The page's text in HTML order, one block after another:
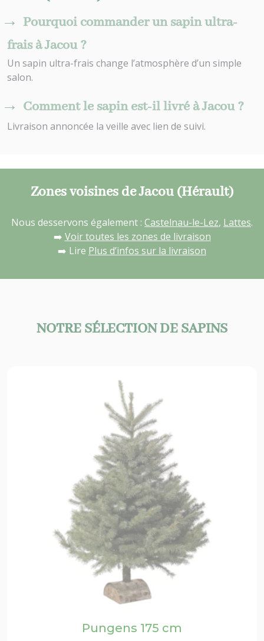
Pourquoi commander un sapin ultra-
frais à Jacou ?
Un sapin ultra-frais change l’atmosphère d’un simple
salon.
Comment le sapin est-il livré à Jacou ?
Livraison annoncée la veille avec lien de suivi.
Zones voisines de Jacou (Hérault)
Nous desservons également : Castelnau-le-Lez, Lattes.
➡️ Voir toutes les zones de livraison
➡️ Lire Plus d’infos sur la livraison
NOTRE SÉLECTION DE SAPINS
Pungens 175 cm